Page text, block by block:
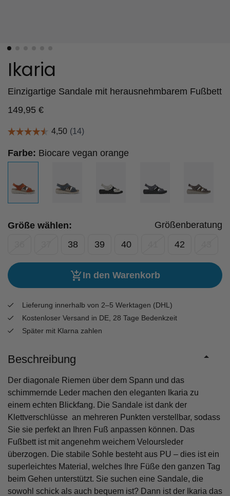
Ikaria
Einzigartige Sandale mit herausnehmbarem Fußbett
149,95 €
Farbe: Biocare vegan orange
Größe wählen:
Größenberatung
38 39 40 42
In den Warenkorb
Lieferung innerhalb von 2–5 Werktagen (DHL)
Kostenloser Versand in DE, 28 Tage Bedenkzeit
Später mit Klarna zahlen
Beschreibung
Der diagonale Riemen über dem Spann und das
schimmernde Leder machen den eleganten Ikaria zu
einem echten Blickfang. Die Sandale ist dank der
Klettverschlüsse an mehreren Punkten verstellbar, sodass
Sie sie perfekt an Ihren Fuß anpassen können. Das
Fußbett ist mit angenehm weichem Veloursleder
überzogen. Die stabile Sohle besteht aus PU – dies ist ein
superleichtes Material, welches Ihre Füße den ganzen Tag
beim Gehen unterstützt. Sie suchen eine Sandale, die
sowohl schick als auch bequem ist? Dann ist der Ikaria das